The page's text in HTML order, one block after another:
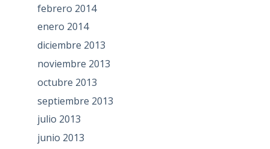
febrero 2014
enero 2014
diciembre 2013
noviembre 2013
octubre 2013
septiembre 2013
julio 2013
junio 2013